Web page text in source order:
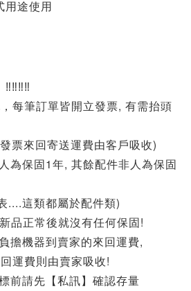
用途使用
‼‼‼‼
每筆訂單皆開立發票, 有需抬頭
票來回寄送運費由客戶吸收)
為保固1年, 其餘配件非人為保固
....這類都屬於配件類)
品正常後就沒有任何保固!
擔機器到賣家的來回運費,
運費則由賣家吸收!
前請先【私訊】確認存量